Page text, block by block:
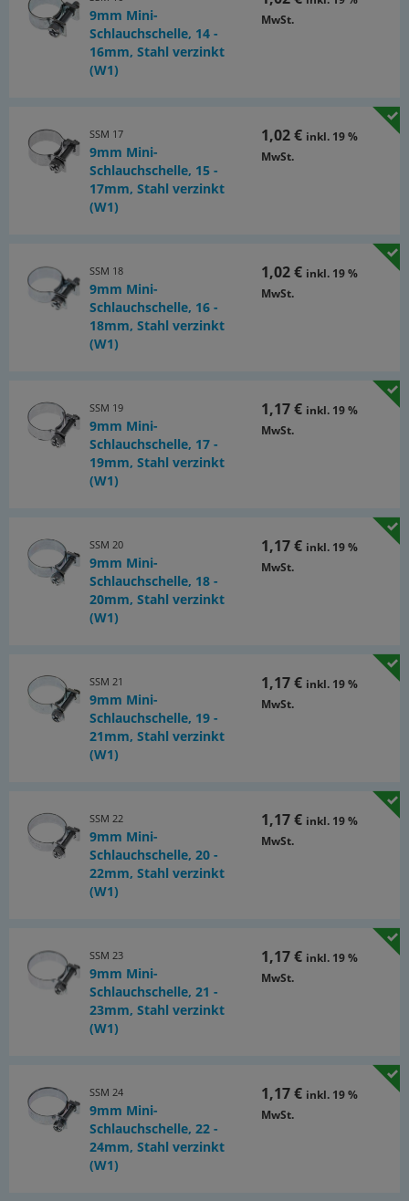
9mm Mini-
Schlauchschelle, 14 -
16mm, Stahl verzinkt
(W1)
MwSt.
SSM 17
9mm Mini-
Schlauchschelle, 15 -
17mm, Stahl verzinkt
(W1)
1,02 € inkl. 19 %
MwSt.
SSM 18
9mm Mini-
Schlauchschelle, 16 -
18mm, Stahl verzinkt
(W1)
1,02 € inkl. 19 %
MwSt.
SSM 19
9mm Mini-
Schlauchschelle, 17 -
19mm, Stahl verzinkt
(W1)
1,17 € inkl. 19 %
MwSt.
SSM 20
9mm Mini-
Schlauchschelle, 18 -
20mm, Stahl verzinkt
(W1)
1,17 € inkl. 19 %
MwSt.
SSM 21
9mm Mini-
Schlauchschelle, 19 -
21mm, Stahl verzinkt
(W1)
1,17 € inkl. 19 %
MwSt.
SSM 22
9mm Mini-
Schlauchschelle, 20 -
22mm, Stahl verzinkt
(W1)
1,17 € inkl. 19 %
MwSt.
SSM 23
9mm Mini-
Schlauchschelle, 21 -
23mm, Stahl verzinkt
(W1)
1,17 € inkl. 19 %
MwSt.
SSM 24
9mm Mini-
Schlauchschelle, 22 -
24mm, Stahl verzinkt
(W1)
1,17 € inkl. 19 %
MwSt.